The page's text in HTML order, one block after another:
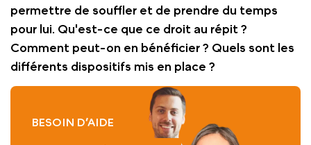
permettre de souffler et de prendre du temps
pour lui. Qu'est-ce que ce droit au répit ?
Comment peut-on en bénéficier ? Quels sont les
différents dispositifs mis en place ?
BESOIN D’AIDE